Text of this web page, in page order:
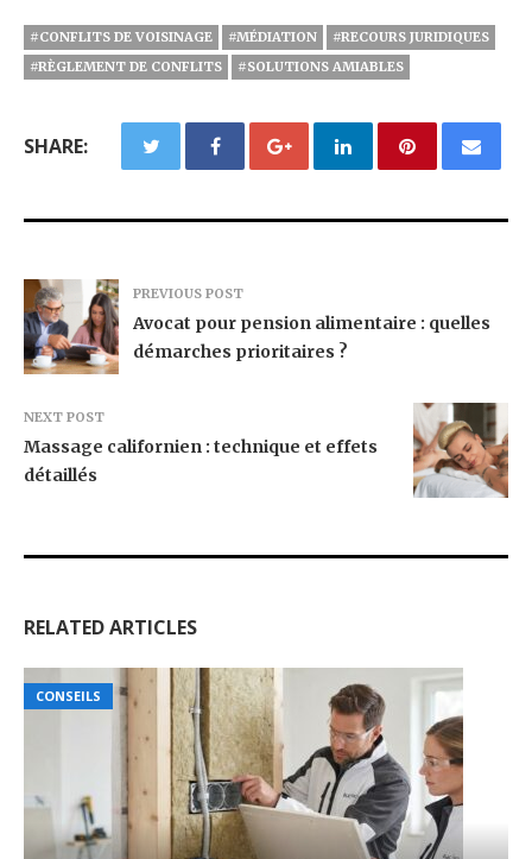
#CONFLITS DE VOISINAGE #MÉDIATION
#RECOURS JURIDIQUES
#RÈGLEMENT DE CONFLITS
#SOLUTIONS AMIABLES
SHARE:
PREVIOUS POST
Avocat pour pension alimentaire : quelles
démarches prioritaires ?
NEXT POST
Massage californien : technique et effets
détaillés
RELATED ARTICLES
CONSEILS